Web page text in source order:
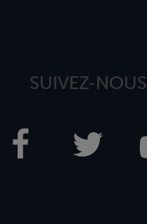
SUIVEZ-NOUS